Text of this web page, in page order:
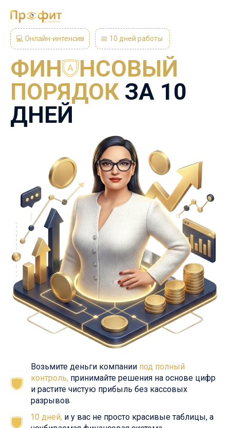
💻 Онлайн-интенсив 📅 10 дней работы
ФИН НСОВЫЙ
ПОРЯДОК ЗА 10
ДНЕЙ
Возьмите деньги компании под полный
контроль, принимайте решения на основе цифр
и растите чистую прибыль без кассовых
разрывов
10 дней, и у вас не просто красивые таблицы, а